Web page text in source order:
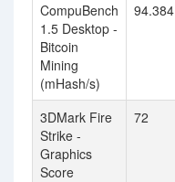
CompuBench
1.5 Desktop -
Bitcoin
Mining
(mHash/s)
94.384
3DMark Fire
Strike -
Graphics
Score
72